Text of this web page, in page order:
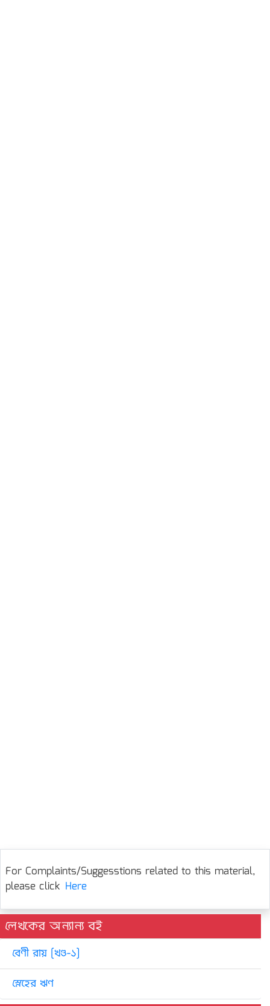
For Complaints/Suggesstions related to this material,
please click Here
লেখকের অন্যান্য বই
বেণী রায় [খণ্ড-১]
স্নেহের ঋণ